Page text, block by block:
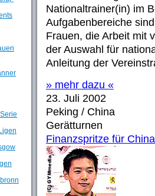
Nationaltrainer(in) im
Aufgabenbereiche
Frauen, die Arbeit mit
der Auswahl für
Anleitung der
» mehr dazu «
23. Juli 2002
Peking / China
Gerätturnen
Finanzspritze für